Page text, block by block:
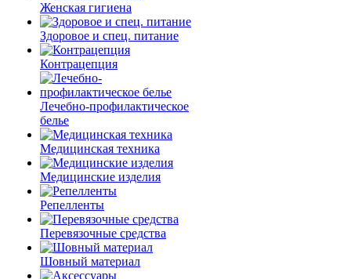
Женская гигиена
Здоровое и спец. питание
Контрацепция
Лечебно-профилактическое
белье
Медицинская техника
Медицинские изделия
Репелленты
Перевязочные средства
Шовный материал